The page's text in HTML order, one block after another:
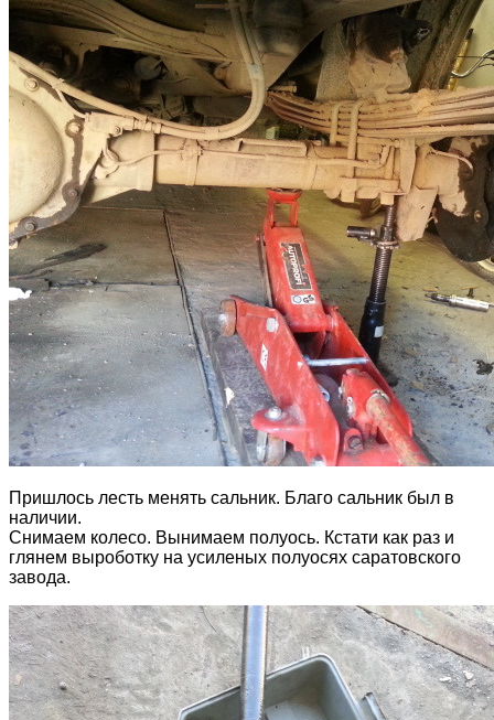
Пришлось лесть менять сальник. Благо сальник был в
наличии.
Снимаем колесо. Вынимаем полуось. Кстати как раз и
глянем выроботку на усиленых полуосях саратовского
завода.